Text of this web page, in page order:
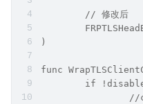
        // 修改后
)
func
if